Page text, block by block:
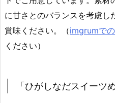
に甘さとのバランスを考慮し
賞味ください。（imgrumで
ください）
「ひがしなだスイーツ